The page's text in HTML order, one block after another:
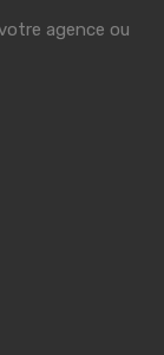
agence ou